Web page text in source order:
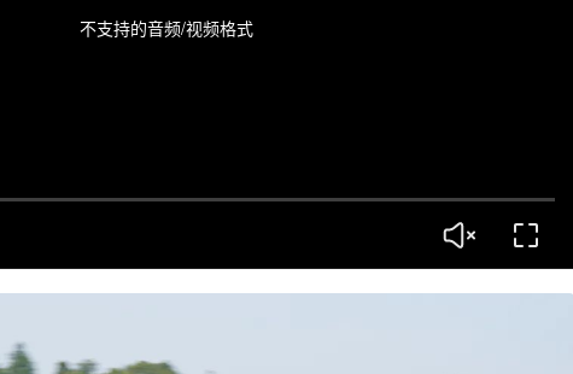
不支持的音频/视频格式